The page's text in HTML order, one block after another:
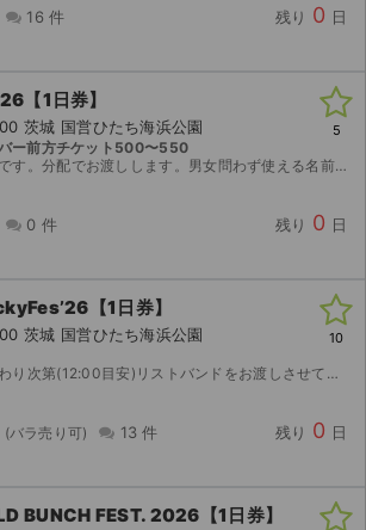
規約
16 件 残り 0 日
【1日券】
茨城 国営ひたち海浜公園
ー前方チケット500〜550
分配でお渡しします。男女問わず使える名前の名義です。
0 件 残り 0 日
5
【1日券】
茨城 国営ひたち海浜公園
)リストバンドをお渡しさせて頂きます。 詳細はメッセージボードでお願いします。
13 件 残り 0 日
10
BUNCH FEST. 2026【1日券】